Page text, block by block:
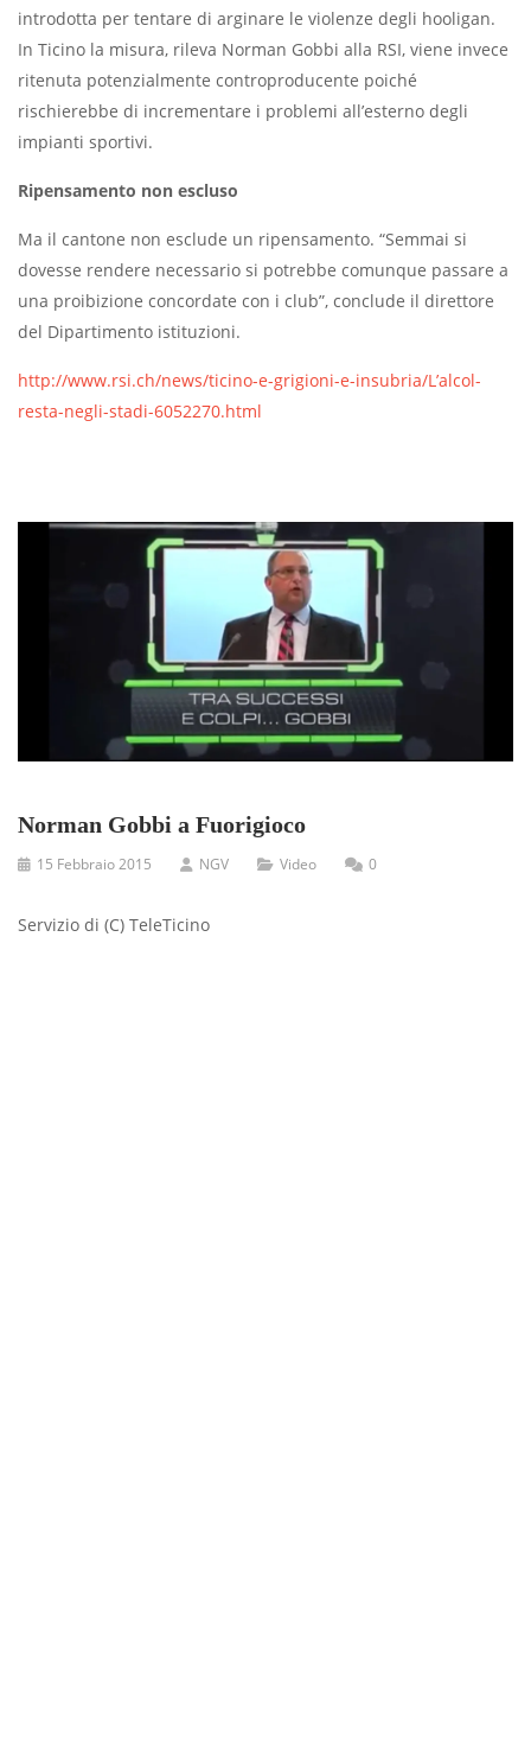
introdotta per tentare di arginare le violenze degli hooligan.
In Ticino la misura, rileva Norman Gobbi alla RSI, viene invece
ritenuta potenzialmente controproducente poiché
rischierebbe di incrementare i problemi all’esterno degli
impianti sportivi.
Ripensamento non escluso
Ma il cantone non esclude un ripensamento. “Semmai si
dovesse rendere necessario si potrebbe comunque passare a
una proibizione concordate con i club”, conclude il direttore
del Dipartimento istituzioni.
http://www.rsi.ch/news/ticino-e-grigioni-e-insubria/L’alcol-
resta-negli-stadi-6052270.html
Norman Gobbi a Fuorigioco
15 Febbraio 2015 NGV Video 0
Servizio di (C) TeleTicino